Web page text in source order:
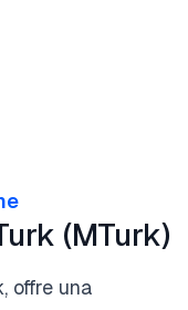
(MTurk)
offre una